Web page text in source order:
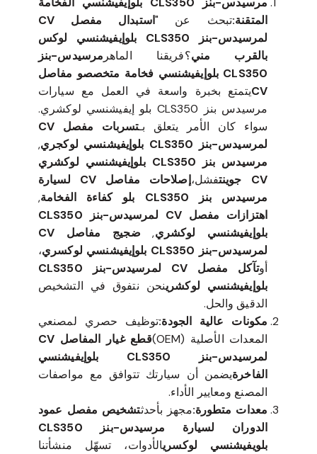
المتقنة:تبحث عن "
استبدال مفصل CV
لمرسيدس-بنز CLS350 بلوإيفيشنسي لوكس
بالقرب مني؟فريقنا الماهر مرسيدس-بنز
CLS350 بلوإيفيشنسي فخامة متخصصو مفاصل
CVيتمتع بخبرة واسعة في العمل مع سيارات
مرسيدس بنز CLS350 بلو إيفيشنسي لوكشري.
سواء كان الأمر يتعلق بـ
تسربات مفصل CV
لمرسيدس-بنز CLS350 بلوإيفيشنسي لوكجري
,
مرسيدس بنز CLS350 بلوإيفيشنسي لوكشري
CV جوينت
فشل،
إصلاحات مفاصل CV لسيارة
مرسيدس بنز CLS350 بلو كفاءة الفخامة
,
اهتزازات مفصل CV لمرسيدس-بنز CLS350
بلوإيفيشنسي لوكشري,
ضجيج مفاصل CV
لمرسيدس-بنز CLS350 بلوإيفيشنسي لوكسري
،
أو
تآكل مفصل CV لمرسيدس-بنز CLS350
بلوإيفيشنسي لوكشرينحن نتفوق في التشخيص
الدقيق والحل.
مكونات عالية الجودة:توظيف حصري لمصنعي
المعدات الأصلية (OEM)
قطع غيار المفاصل CV
لمرسيدس-بنز CLS350 بلوإيفيشنسي
الفاخرةيضمن أن سيارتك تتوافق مع مواصفات
المصنع ومعايير الأداء.
معدات متطورة:مجهز بأحدثتشخيص مفصل عمود
الدوران لسيارة مرسيدس-بنز CLS350
بلويفيشنسي لوكسريالأدوات، تسهّل منشأتنا